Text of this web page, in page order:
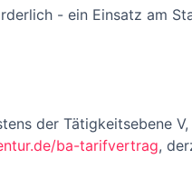
- ein Einsatz am
der Tätigkeitsebene
ba-tarifvertrag,